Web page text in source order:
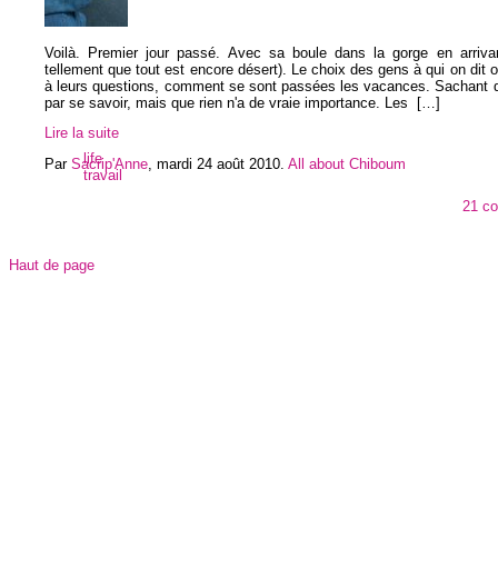
Voilà. Premier jour passé. Avec sa boule dans la gorge en
tellement que tout est encore désert). Le choix des gens à qui on dit
à leurs questions, comment se sont passées les vacances. Sachant
par se savoir, mais que rien n'a de vraie importance. Les
[…]
Lire la suite
Par Sacrip'Anne, mardi 24 août 2010. All about Chiboum
life
travail
21
Haut de page